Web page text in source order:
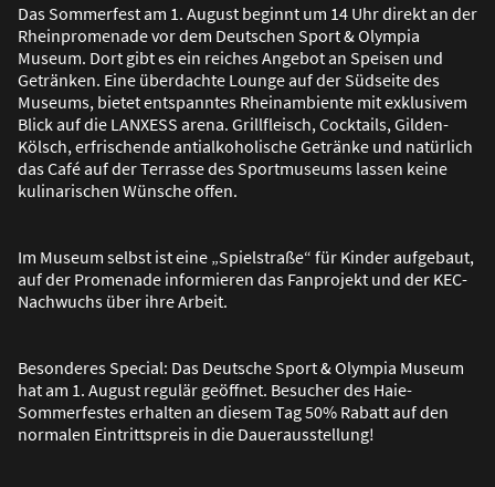
Das Sommerfest am 1. August beginnt um 14 Uhr direkt an der
Rheinpromenade vor dem Deutschen Sport & Olympia
Museum. Dort gibt es ein reiches Angebot an Speisen und
Getränken. Eine überdachte Lounge auf der Südseite des
Museums, bietet entspanntes Rheinambiente mit exklusivem
Blick auf die LANXESS arena. Grillfleisch, Cocktails, Gilden-
Kölsch, erfrischende antialkoholische Getränke und natürlich
das Café auf der Terrasse des Sportmuseums lassen keine
kulinarischen Wünsche offen.
Im Museum selbst ist eine „Spielstraße“ für Kinder aufgebaut,
auf der Promenade informieren das Fanprojekt und der KEC-
Nachwuchs über ihre Arbeit.
Besonderes Special: Das Deutsche Sport & Olympia Museum
hat am 1. August regulär geöffnet. Besucher des Haie-
Sommerfestes erhalten an diesem Tag 50% Rabatt auf den
normalen Eintrittspreis in die Dauerausstellung!